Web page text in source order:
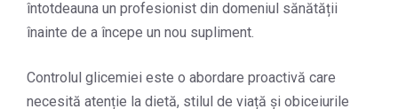
întotdeauna un profesionist din domeniul sănătății
înainte de a începe un nou supliment.
Controlul glicemiei este o abordare proactivă care
necesită atenție la dietă, stilul de viață și obiceiurile